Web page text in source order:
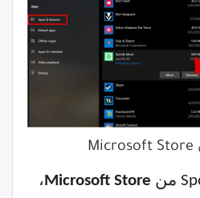
Microsoft Store،